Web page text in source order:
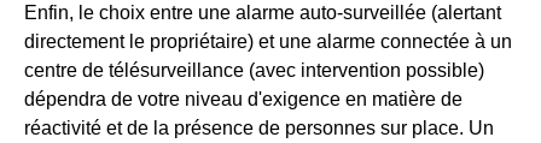
Enfin, le choix entre une alarme auto-surveillée (alertant
directement le propriétaire) et une alarme connectée à un
centre de télésurveillance (avec intervention possible)
dépendra de votre niveau d'exigence en matière de
réactivité et de la présence de personnes sur place. Un